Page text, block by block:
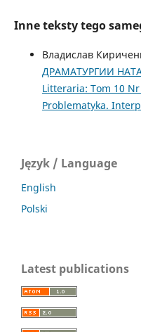
Inne teksty tego
Владислав
ДРАМАТУРГИИ
Litteraria: Tom 10
Problematyka.
Język / Language
English
Polski
Latest publications